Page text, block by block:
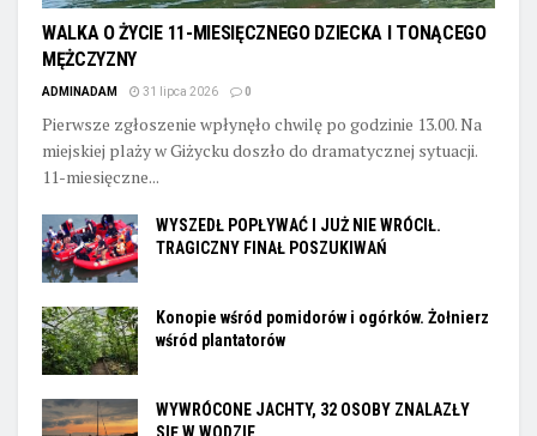
WALKA O ŻYCIE 11-MIESIĘCZNEGO DZIECKA I TONĄCEGO
MĘŻCZYZNY
ADMINADAM 31 lipca 2026 0
Pierwsze zgłoszenie wpłynęło chwilę po godzinie 13.00. Na
miejskiej plaży w Giżycku doszło do dramatycznej sytuacji.
11-miesięczne...
WYSZEDŁ POPŁYWAĆ I JUŻ NIE WRÓCIŁ.
TRAGICZNY FINAŁ POSZUKIWAŃ
Konopie wśród pomidorów i ogórków. Żołnierz
wśród plantatorów
WYWRÓCONE JACHTY, 32 OSOBY ZNALAZŁY